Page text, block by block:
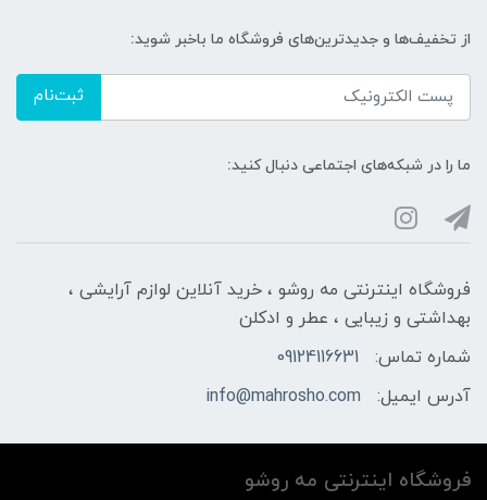
از تخفیف‌ها و جدیدترین‌های فروشگاه ما باخبر شوید:
ثبت‌نام
ما را در شبکه‌های اجتماعی دنبال کنید:
فروشگاه اینترنتی مه‌ رو‌شو ، خرید آنلاین لوازم آرایشی ،
بهداشتی و زیبایی ، عطر و ادکلن
شماره تماس:
09124116631
آدرس ایمیل:
info@mahrosho.com
فروشگاه اینترنتی مه‌ رو‌شو